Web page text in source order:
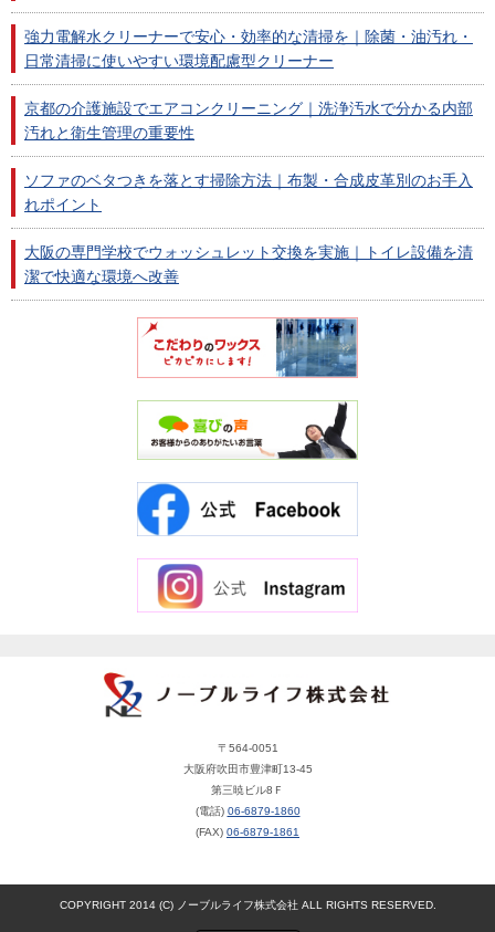
強力電解水クリーナーで安心・効率的な清掃を｜除菌・油汚れ・
日常清掃に使いやすい環境配慮型クリーナー
京都の介護施設でエアコンクリーニング｜洗浄汚水で分かる内部
汚れと衛生管理の重要性
ソファのベタつきを落とす掃除方法｜布製・合成皮革別のお手入
れポイント
大阪の専門学校でウォッシュレット交換を実施｜トイレ設備を清
潔で快適な環境へ改善
〒564-0051
大阪府吹田市豊津町13-45
第三暁ビル8Ｆ
(電話) 06-6879-1860
(FAX) 06-6879-1861
COPYRIGHT 2014 (C) ノーブルライフ株式会社 ALL RIGHTS RESERVED.